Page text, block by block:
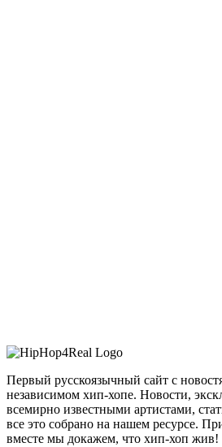
Первый русскоязычный сайт с
независимом хип-хопе. Новости,
всемирно известными артистами,
все это собрано на нашем ресурсе.
вместе мы докажем, что хип-хоп жив!